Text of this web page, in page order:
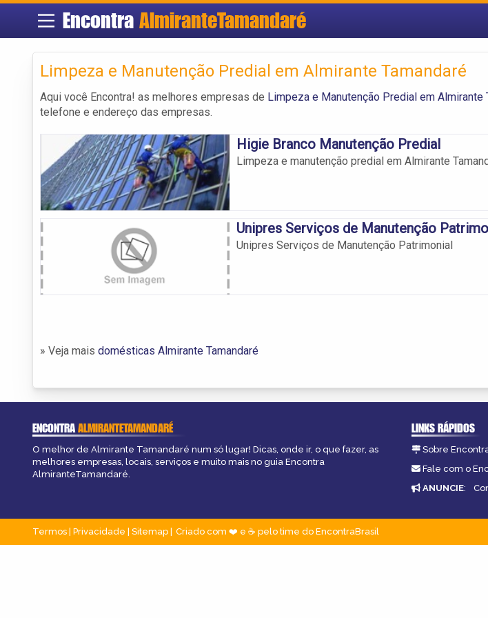
Encontra AlmiranteTamandaré
Limpeza e Manutenção Predial em Almirante Tamandaré
Aqui você Encontra! as melhores empresas de Limpeza e Manutenção Predial em Almirante
telefone e endereço das empresas.
Higie Branco Manutenção Predial
Limpeza e manutenção predial em Almirante
Unipres Serviços de Manutenção
Unipres Serviços de Manutenção Patrimonial
» Veja mais domésticas Almirante Tamandaré
ENCONTRAALMIRANTETAMANDARÉ
O melhor de Almirante Tamandaré num só lugar! Dicas, onde ir, o que fazer, as
melhores empresas, locais, serviços e muito mais no guia Encontra
AlmiranteTamandaré.
LINKS RÁPIDOS
Sobre
Fale com o
ANUNCIE:
Termos | Privacidade | Sitemap Criado com ❤️ e ☕ pelo time do EncontraBrasil